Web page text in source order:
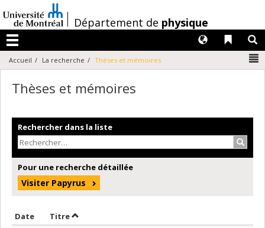
au
contenu
/Département de physique
Menu
Liens
Langues
Accueil La recherche Thèses et mémoires
Thèses et mémoires
Rechercher dans la liste
Pour une recherche détaillée
Visiter Papyrus
Date Trier par date en ordre croissant
TitreTrier par titre en ordre croissant